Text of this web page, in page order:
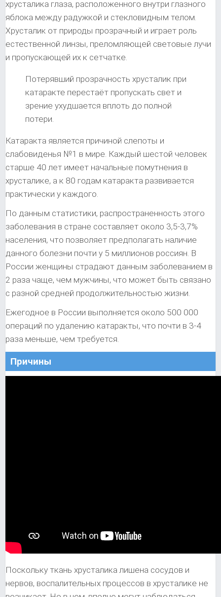
хрусталика глаза, расположенного внутри глазного
яблока между радужкой и стекловидным телом.
Хрусталик от природы прозрачный и играет роль
естественной линзы, преломляющей световые лучи
и пропускающей их к сетчатке.
Потерявший прозрачность хрусталик при
катаракте перестаёт пропускать свет и
зрение ухудшается вплоть до полной
потери.
Катаракта является причиной слепоты и
слабовиденья №1 в мире. Каждый шестой человек
старше 40 лет имеет начальные помутнения в
хрусталике, а к 80 годам катаракта развивается
практически у каждого.
По данным статистики, распространенность этого
заболевания в стране составляет около 3,5-3,7%
населения, что позволяет предполагать наличие
данного болезни почти у 5 миллионов россиян. В
России женщины страдают данным заболеванием в
2 раза чаще, чем мужчины, что может быть связано
с разной средней продолжительностью жизни.
Ежегодное в России выполняется около 500 000
операций по удалению катаракты, что почти в 3-4
раза меньше, чем требуется.
Причины
Поскольку ткань хрусталика лишена сосудов и
нервов, воспалительных процессов в хрусталике не